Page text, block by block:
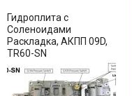
Гидроплита с
Соленоидами
Раскладка, АКПП 09D,
TR60-SN